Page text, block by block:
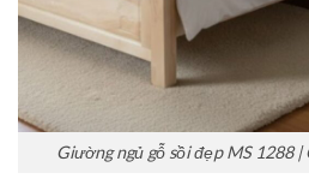
Giường ngủ gỗ sồi đẹp MS 1288 |